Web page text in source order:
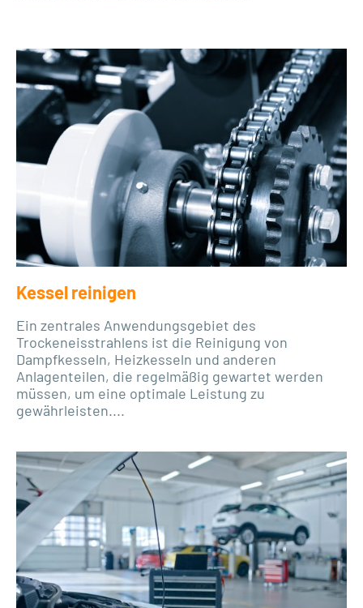
Kessel reinigen
Ein zentrales Anwendungsgebiet des
Trockeneisstrahlens ist die Reinigung von
Dampfkesseln, Heizkesseln und anderen
Anlagenteilen, die regelmäßig gewartet werden
müssen, um eine optimale Leistung zu
gewährleisten....